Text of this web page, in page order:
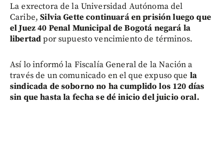
La exrectora de la Universidad Autónoma del
Caribe, Silvia Gette continuará en prisión luego que
el Juez 40 Penal Municipal de Bogotá negará la
libertadpor supuesto vencimiento de términos.
Así lo informó la Fiscalía General de la Nación a
través de un comunicado en el que expuso que la
sindicada de soborno no ha cumplido los 120 días
sin que hasta la fecha se dé inicio del juicio oral.